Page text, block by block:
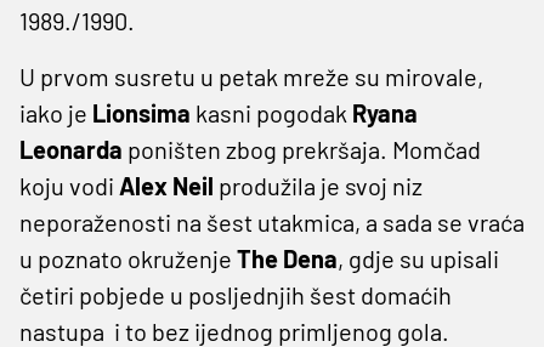
1989./1990.
U prvom susretu u petak mreže su mirovale,
iako je Lionsima kasni pogodak Ryana
Leonarda poništen zbog prekršaja. Momčad
koju vodi Alex Neil produžila je svoj niz
neporaženosti na šest utakmica, a sada se vraća
u poznato okruženje The Dena, gdje su upisali
četiri pobjede u posljednjih šest domaćih
nastupa i to bez ijednog primljenog gola.